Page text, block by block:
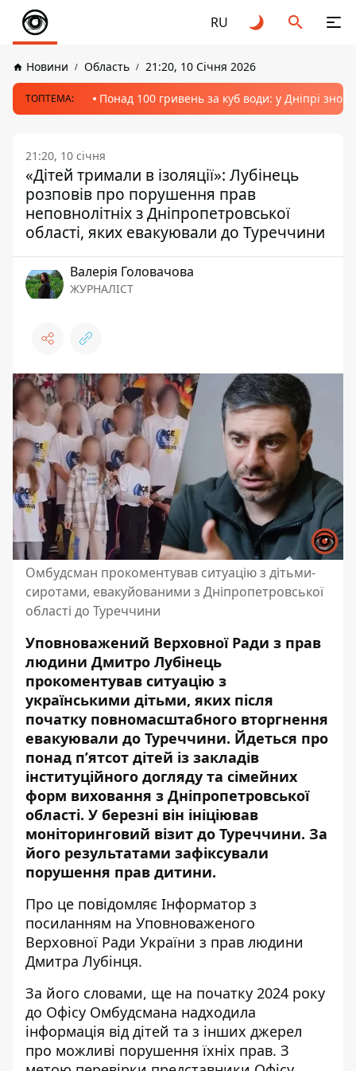
RU
Новини Область 21:20, 10 Січня 2026
ТОПТЕМА: Понад 100 гривень за куб води: у Дніпрі
21:20, 10 січня
«Дітей тримали в ізоляції»: Лубінець
розповів про порушення прав
неповнолітніх з Дніпропетровської
області, яких евакуювали до Туреччини
Валерія Головачова
ЖУРНАЛІСТ
Омбудсман прокоментував ситуацію з дітьми-
сиротами, евакуйованими з Дніпропетровської
області до Туреччини
Уповноважений Верховної Ради з прав
людини Дмитро Лубінець
прокоментував ситуацію з
українськими дітьми, яких після
початку повномасштабного вторгнення
евакуювали до Туреччини. Йдеться про
понад п’ятсот дітей із закладів
інституційного догляду та сімейних
форм виховання з Дніпропетровської
області. У березні він ініціював
моніторинговий візит до Туреччини. За
його результатами зафіксували
порушення прав дитини.
Про це повідомляє Інформатор з
посиланням на Уповноваженого
Верховної Ради України з прав людини
Дмитра Лубінця.
За його словами, ще на початку 2024 року
до Офісу Омбудсмана надходила
інформація від дітей та з інших джерел
про можливі порушення їхніх прав. З